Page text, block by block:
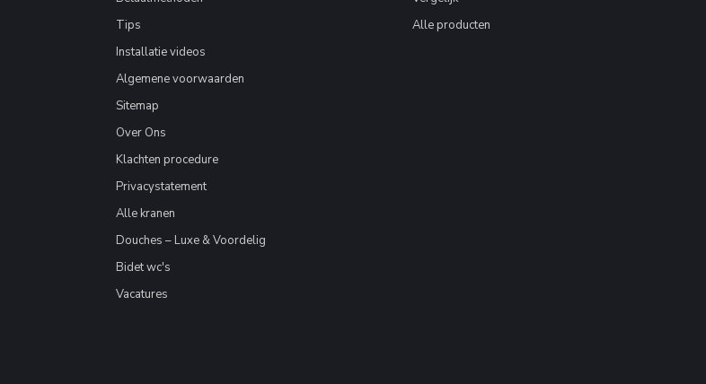
Tips
Installatie videos
Algemene voorwaarden
Sitemap
Over Ons
Klachten procedure
Privacystatement
Alle kranen
Douches – Luxe & Voordelig
Bidet wc's
Vacatures
Alle producten